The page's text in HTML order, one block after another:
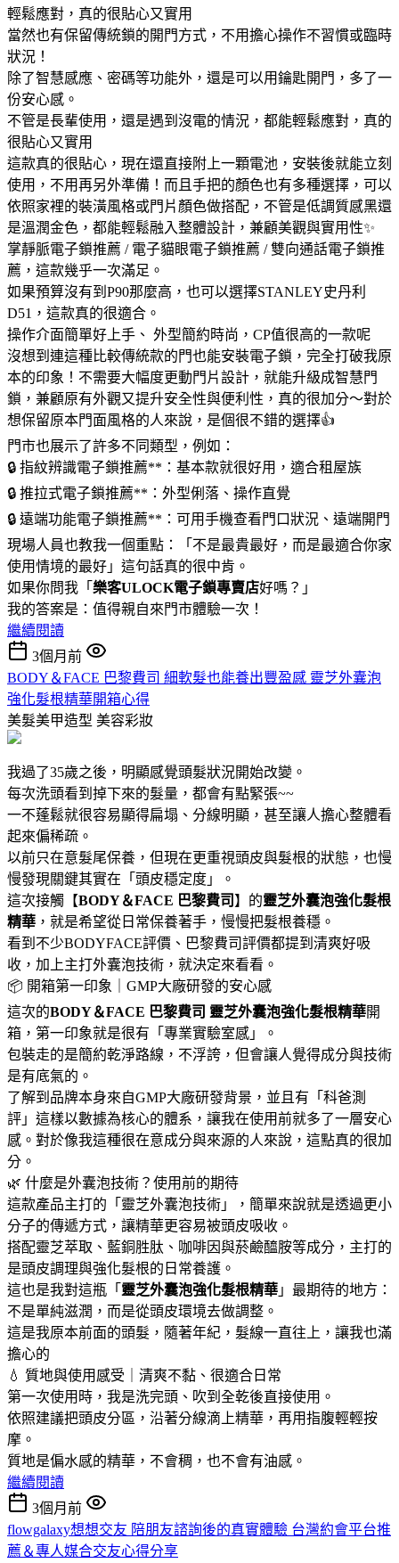
輕鬆應對，真的很貼心又實用
當然也有保留傳統鎖的開門方式，不用擔心操作不習慣或臨時
狀況！
除了智慧感應、密碼等功能外，還是可以用鑰匙開門，多了一
份安心感。
不管是長輩使用，還是遇到沒電的情況，都能輕鬆應對，真的
很貼心又實用
這款真的很貼心，現在還直接附上一顆電池，安裝後就能立刻
使用，不用再另外準備！而且手把的顏色也有多種選擇，可以
依照家裡的裝潢風格或門片顏色做搭配，不管是低調質感黑還
是溫潤金色，都能輕鬆融入整體設計，兼顧美觀與實用性✨
掌靜脈電子鎖推薦 / 電子貓眼電子鎖推薦 / 雙向通話電子鎖推
薦，這款幾乎一次滿足。
如果預算沒有到P90那麼高，也可以選擇STANLEY史丹利
D51，這款真的很適合。
操作介面簡單好上手、 外型簡約時尚，CP值很高的一款呢
沒想到連這種比較傳統款的門也能安裝電子鎖，完全打破我原
本的印象！不需要大幅度更動門片設計，就能升級成智慧門
鎖，兼顧原有外觀又提升安全性與便利性，真的很加分～對於
想保留原本門面風格的人來說，是個很不錯的選擇👍
門市也展示了許多不同類型，例如：
🔒 指紋辨識電子鎖推薦**：基本款就很好用，適合租屋族
🔒 推拉式電子鎖推薦**：外型俐落、操作直覺
🔒 遠端功能電子鎖推薦**：可用手機查看門口狀況、遠端開門
現場人員也教我一個重點：「不是最貴最好，而是最適合你家
使用情境的最好」這句話真的很中肯。
如果你問我「 樂客ULOCK電子鎖專賣店好嗎？」
我的答案是：值得親自來門市體驗一次！
繼續閱讀
3個月前
BODY＆FACE 巴黎費司 細軟髮也能養出豐盈感 靈芝外囊泡
強化髮根精華開箱心得
美髮美甲造型 美容彩妝
我過了35歲之後，明顯感覺頭髮狀況開始改變。
每次洗頭看到掉下來的髮量，都會有點緊張~~
一不蓬鬆就很容易顯得扁塌、分線明顯，甚至讓人擔心整體看
起來偏稀疏。
以前只在意髮尾保養，但現在更重視頭皮與髮根的狀態，也慢
慢發現關鍵其實在「頭皮穩定度」。
這次接觸【BODY＆FACE 巴黎費司 】的靈芝外囊泡強化髮根
精華 ，就是希望從日常保養著手，慢慢把髮根養穩。
看到不少BODYFACE評價、巴黎費司評價都提到清爽好吸
收，加上主打外囊泡技術，就決定來看看。
📦 開箱第一印象｜GMP大廠研發的安心感
這次的BODY＆FACE 巴黎費司 靈芝外囊泡強化髮根精華開
箱，第一印象就是很有「專業實驗室感」。
包裝走的是簡約乾淨路線，不浮誇，但會讓人覺得成分與技術
是有底氣的。
了解到品牌本身來自GMP大廠研發背景，並且有「科爸測
評」這樣以數據為核心的體系，讓我在使用前就多了一層安心
感。對於像我這種很在意成分與來源的人來說，這點真的很加
分。
🌿 什麼是外囊泡技術？使用前的期待
這款產品主打的「靈芝外囊泡技術」，簡單來說就是透過更小
分子的傳遞方式，讓精華更容易被頭皮吸收。
搭配靈芝萃取、藍銅胜肽、咖啡因與菸鹼醯胺等成分，主打的
是頭皮調理與強化髮根的日常養護。
這也是我對這瓶「 靈芝外囊泡強化髮根精華 」最期待的地方：
不是單純滋潤，而是從頭皮環境去做調整。
這是我原本前面的頭髮，隨著年紀，髮線一直往上，讓我也滿
擔心的
💧 質地與使用感受｜清爽不黏、很適合日常
第一次使用時，我是洗完頭、吹到全乾後直接使用。
依照建議把頭皮分區，沿著分線滴上精華，再用指腹輕輕按
摩。
質地是偏水感的精華，不會稠，也不會有油感。
繼續閱讀
3個月前
flowgalaxy想想交友 陪朋友諮詢後的真實體驗 台灣約會平台推
薦＆專人媒合交友心得分享